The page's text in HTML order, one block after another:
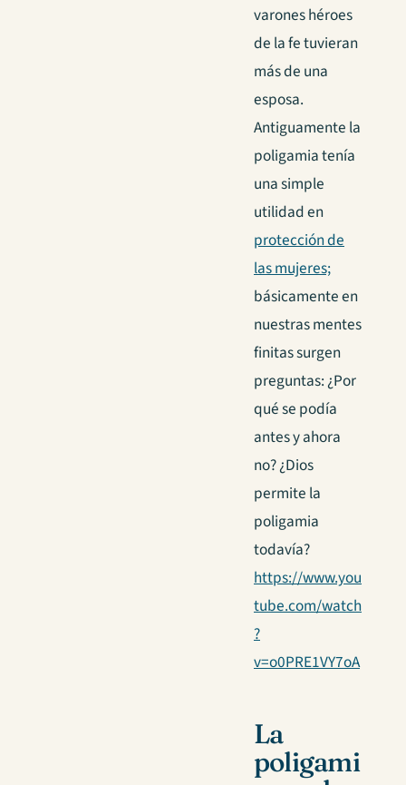
varones héroes
de la fe tuvieran
más de una
esposa.
Antiguamente la
poligamia tenía
una simple
utilidad en
protección de
las mujeres;
básicamente en
nuestras mentes
finitas surgen
preguntas: ¿Por
qué se podía
antes y ahora
no? ¿Dios
permite la
poligamia
todavía?
https://www.you
tube.com/watch
?
v=o0PRE1VY7oA
La
poligami